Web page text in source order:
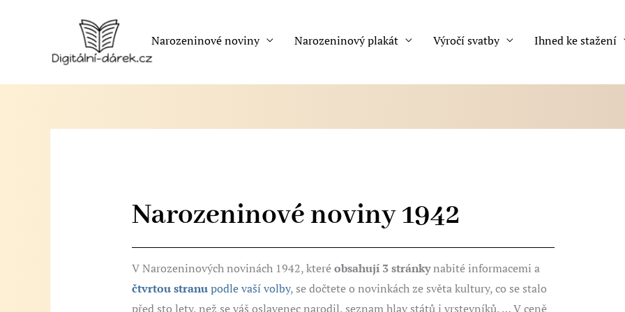
Narozeninové noviny Narozeninový plakát Výročí svatby Ihned ke stažení
Narozeninové noviny 1942
V Narozeninových novinách 1942, kteréobsahují 3 stránkynabité informacemi a
čtvrtou stranupodle vaší volby, se dočtete o novinkách ze světa kultury, co se stalo
před sto lety, než se váš oslavenec narodil, seznam hlav států i vrstevníků, … V ceně